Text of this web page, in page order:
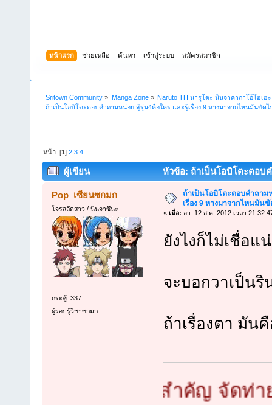
หน้าแรก ช่วยเหลือ ค้นหา เข้าสู่ระบบ สมัครสมาชิก
Sritown Community » Manga Zone» Naruto TH นารุโตะ นินจาคาถาโอ้โฮเฮ
ถ้าเป็นโอบิโตะตอบคำถามหน่อย.สู้รุ่น4คือใคร และรู้เรื่อง 9 หางมาจากไหนมันขัด
หน้า: [1]2 3 4
ผู้เขียน
หัวข้อ: ถ้าเป็นโอบิโตะตอบ
(อ่าน 88249 ครั้ง)
Pop_เซียนซกมก
โจรสลัดสาว / นินจาซึนะ
กระทู้: 337
ผู้รอบรู้วิชาซกมก
ถ้าเป็นโอบิโตะตอบคำถาม
เรื่อง 9 หางมาจากไหนมัน
« เมื่อ: อา. 12 ส.ค. 2012 เวลา
ยังไงก็ไม่เชื่อ
จะบอกวาเป็นริ
ถ้าเรื่องตา มัน
เล็กใหญ่ไม่สำคัญ จัดท่ายากไ